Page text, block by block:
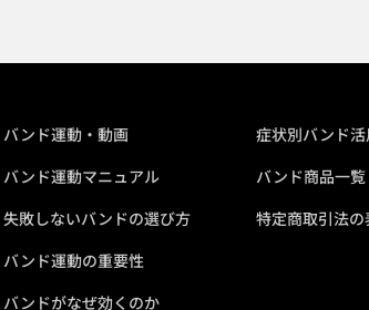
バンド運動・動画
バンド運動マニュアル
失敗しないバンドの選び方
バンド運動の重要性
バンドがなぜ効くのか
症状別バンド
バンド商品一覧
特定商取引法の